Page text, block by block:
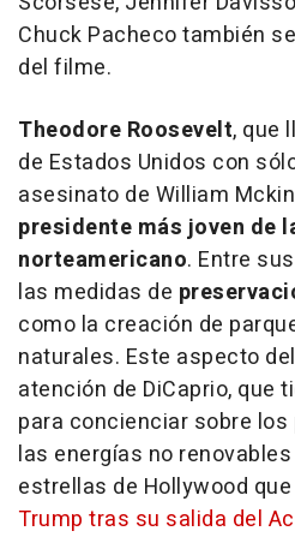
Chuck Pacheco también
del filme.
Theodore Roosevelt, que
de Estados Unidos con
asesinato de William
presidente más joven de
norteamericano. Entre
las medidas de
como la creación de
naturales. Este aspecto
atención de DiCaprio, que
para concienciar sobre
las energías no
estrellas de Hollywood
Trump tras su salida del